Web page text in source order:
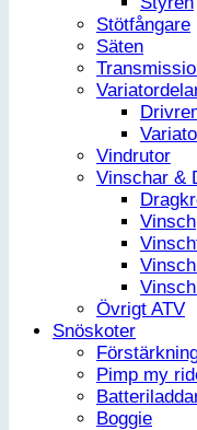
Stötfångare
Säten
Vindrutor
Vinschar &
Vinsch
Övrigt ATV
Snöskoter
Pimp my
Boggie